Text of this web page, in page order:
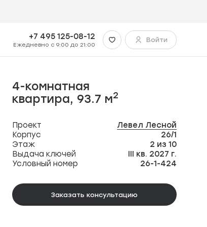
+7 495 125-08-12
Ежедневно с 9:00 до 21:00
Войти
4-комнатная
квартира, 93.7 м2
Проект
Левел Лесной
Корпус
26/1
Этаж
2 из 10
Выдача ключей
III кв. 2027 г.
Условный номер
26-1-424
Заказать консультацию